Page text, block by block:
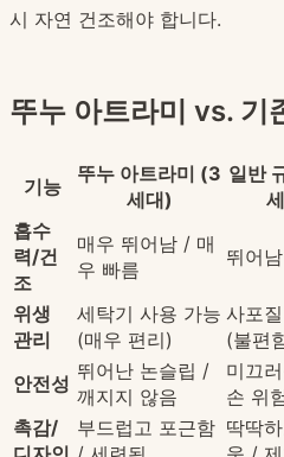
시 자연 건조해야 합니다.
뚜누 아트라미 vs. 기
기능
뚜누 아트라미 (3
세대)
일반
흡수
력/건
조
매우 뛰어남 / 매
우 빠름
뛰어
위생
관리
세탁기 사용 가능
(매우 편리)
사포
(불편
안전성
뛰어난 논슬립 /
깨지지 않음
미끄
손 위
촉감/
부드럽고 포근함 딱딱